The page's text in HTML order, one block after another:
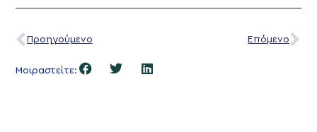
Προηγούμενο Επόμενο
Μοιραστείτε: